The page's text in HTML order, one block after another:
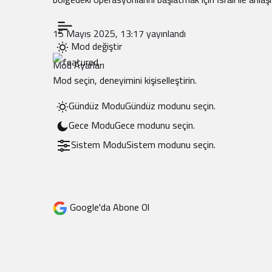
Mod değiştir
Mod Ayarları
Mod seçin, deneyimini kişiselleştirin.
Gündüz ModuGündüz modunu seçin.
Gece ModuGece modunu seçin.
Sistem ModuSistem modunu seçin.
15 Mayıs 2025, 13:17yayınlandı
Google'da Abone Ol